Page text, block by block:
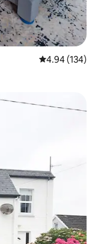
レビュー134
4.94 (134)